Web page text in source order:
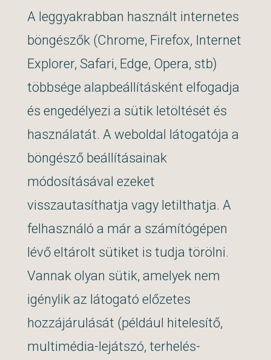
A leggyakrabban használt internetes
böngészők (Chrome, Firefox, Internet
Explorer, Safari, Edge, Opera, stb)
többsége alapbeállításként elfogadja
és engedélyezi a sütik letöltését és
használatát. A weboldal látogatója a
böngésző beállításainak
módosításával ezeket
visszautasíthatja vagy letilthatja. A
felhasználó a már a számítógépen
lévő eltárolt sütiket is tudja törölni.
Vannak olyan sütik, amelyek nem
igénylik az látogató előzetes
hozzájárulását (például hitelesítő,
multimédia-lejátszó, terhelés-